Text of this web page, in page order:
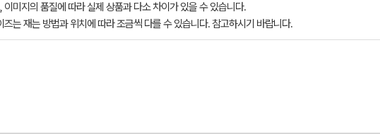
이미지의 품질에 따라 실제 상품과 다소 차이가 있을 수 있습니다.
즈는 재는 방법과 위치에 따라 조금씩 다를 수 있습니다. 참고하시기 바랍니다.